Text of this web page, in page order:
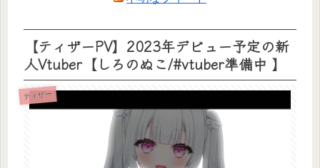
【ティザーPV】2023年デビュー予定の新
人Vtuber【しろのぬこ/#vtuber準備中 】
ティザー